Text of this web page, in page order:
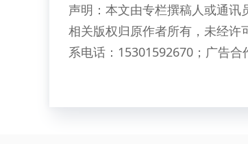
声明：本文由专栏撰稿人或通讯
相关版权归原作者所有，未经许
系电话：15301592670；广告合